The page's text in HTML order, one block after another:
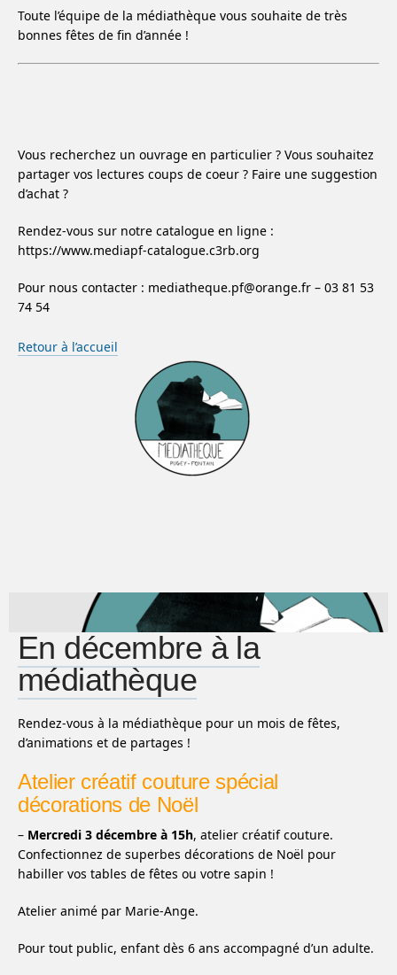
Toute l’équipe de la médiathèque vous souhaite de très
bonnes fêtes de fin d’année !
Vous recherchez un ouvrage en particulier ? Vous souhaitez
partager vos lectures coups de coeur ? Faire une suggestion
d’achat ?
Rendez-vous sur notre catalogue en ligne :
https://www.mediapf-catalogue.c3rb.org
Pour nous contacter : mediatheque.pf@orange.fr – 03 81 53
74 54
Retour à l’accueil
En décembre à la
médiathèque
Rendez-vous à la médiathèque pour un mois de fêtes,
d’animations et de partages !
Atelier créatif couture spécial
décorations de Noël
– Mercredi 3 décembre à 15h, atelier créatif couture.
Confectionnez de superbes décorations de Noël pour
habiller vos tables de fêtes ou votre sapin !
Atelier animé par Marie-Ange.
Pour tout public, enfant dès 6 ans accompagné d’un adulte.